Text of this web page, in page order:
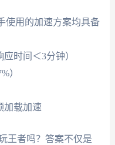
使用的加速方案均具备
时间＜3分钟）
）
加载加速
王者吗？答案不仅是